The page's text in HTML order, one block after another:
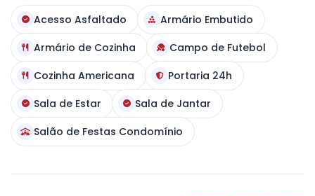
Acesso Asfaltado
Armário Embutido
Armário de Cozinha
Campo de Futebol
Cozinha Americana
Portaria 24h
Sala de Estar
Sala de Jantar
Salão de Festas Condomínio